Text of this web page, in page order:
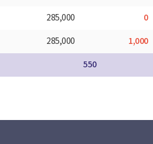
285,000 0
285,000 1,000
550